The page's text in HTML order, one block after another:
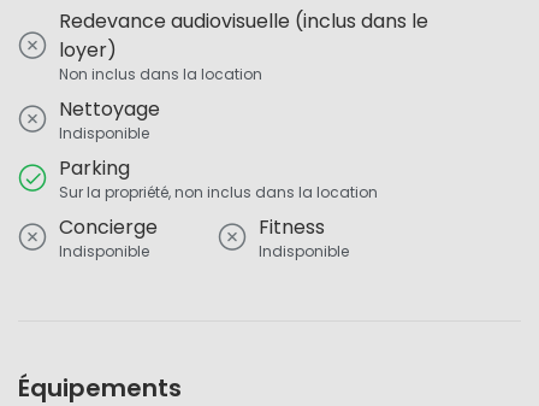
Redevance audiovisuelle (inclus dans le
loyer)
Non inclus dans la location
Nettoyage
Indisponible
Parking
Sur la propriété, non inclus dans la location
Concierge
Indisponible
Fitness
Indisponible
Équipements